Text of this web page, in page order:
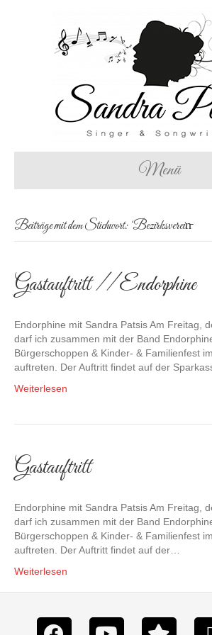
Menü
Beiträge mit dem Stichwort: ‘Bezirksverein̵
Gastauftritt // Endorphine
Endorphine mit Sandra Patsis Am Freitag,
darf ich zusammen mit der Band
Bürgerschoppen & Kinder- & Familienfest
auftreten. Der Auftritt findet auf der
Weiterlesen
Gastauftritt
Endorphine mit Sandra Patsis Am Freitag,
darf ich zusammen mit der Band
Bürgerschoppen & Kinder- & Familienfest
auftreten. Der Auftritt findet auf der…
Weiterlesen